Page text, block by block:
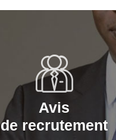
Avis
de recrutement